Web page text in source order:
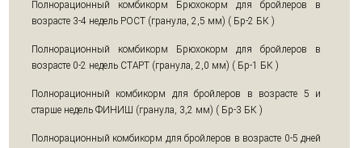
Полнорационный комбикорм Брюхокорм для бройлеров в
возрасте 3-4 недель РОСТ (гранула, 2,5 мм) ( Бр-2 БК )
Полнорационный комбикорм Брюхокорм для бройлеров в
возрасте 0-2 недель СТАРТ (гранула, 2,0 мм) ( Бр-1 БК )
Полнорационный комбикорм для бройлеров в возрасте 5 и
старше недель ФИНИШ (гранула, 3,2 мм) ( Бр-3 БК )
Полнорационный комбикорм для бройлеров в возрасте 0-5 дней